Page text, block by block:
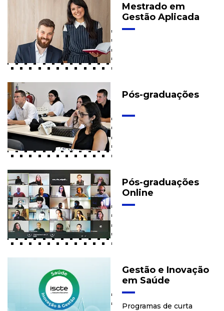
Mestrado em
Gestão Aplicada
Pós-graduações
Pós-graduações
Online
Gestão e Inovação
em Saúde
Programas de curta